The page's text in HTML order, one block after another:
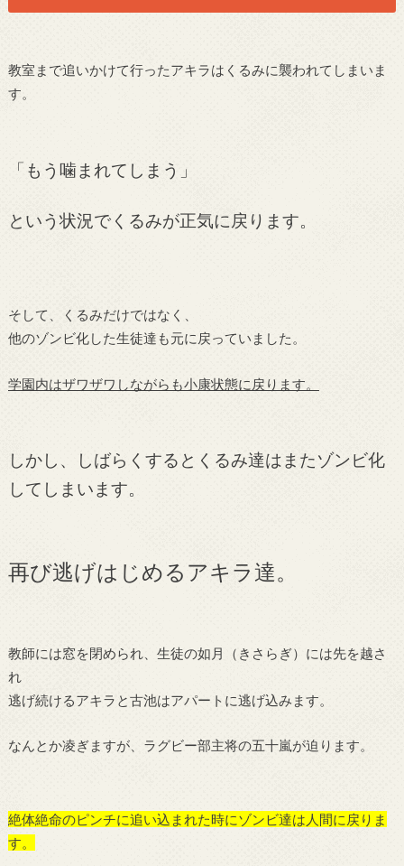
教室まで追いかけて行ったアキラはくるみに襲われてしまいま
す。
「もう噛まれてしまう」
という状況でくるみが正気に戻ります。
そして、くるみだけではなく、
他のゾンビ化した生徒達も元に戻っていました。
学園内はザワザワしながらも小康状態に戻ります。
しかし、しばらくするとくるみ達はまたゾンビ化
してしまいます。
再び逃げはじめるアキラ達。
教師には窓を閉められ、生徒の如月（きさらぎ）には先を越さ
れ
逃げ続けるアキラと古池はアパートに逃げ込みます。
なんとか凌ぎますが、ラグビー部主将の五十嵐が迫ります。
絶体絶命のピンチに追い込まれた時にゾンビ達は人間に戻りま
す。